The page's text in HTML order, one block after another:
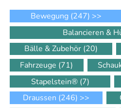
Bewegung (247) >>
Balancieren &
Bälle & Zubehör (20)
Fahrzeuge (71)
Stapelstein® (7)
Draussen (246) >>